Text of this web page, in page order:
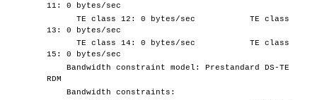
11: 0 bytes/sec
TE class 12: 0 bytes/sec TE class
13: 0 bytes/sec
TE class 14: 0 bytes/sec TE class
15: 0 bytes/sec
Bandwidth constraint model: Prestandard DS-TE
RDM
Bandwidth constraints: